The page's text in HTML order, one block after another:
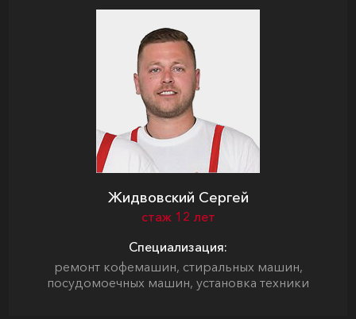
Жидвовский Сергей
стаж 12 лет
Специализация:
ремонт кофемашин, стиральных машин,
посудомоечных машин, установка техники